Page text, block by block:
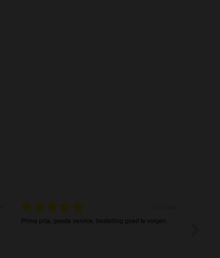
Prima prijs, goede service, bestelling goed te volgen.